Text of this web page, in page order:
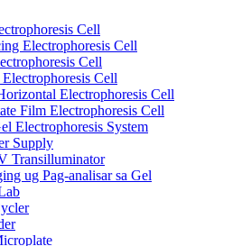
Cell
Electrophoresis Cell
Cell
Cell
Electrophoresis Cell
Film Electrophoresis Cell
Electrophoresis System
Supply
Transilluminator
ug Pag-analisar sa Gel